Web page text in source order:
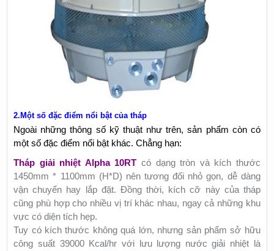
2.Một số đặc điểm nổi bật của tháp
Ngoài những thông số kỹ thuật như trên, sản phẩm còn có
một số đặc điểm nổi bật khác. Chẳng hạn:
Tháp giải nhiệt Alpha 10RT có dạng tròn và kích thước
1450mm * 1100mm (H*D) nên tương đối nhỏ gọn, dễ dàng
vận chuyển hay lắp đặt. Đồng thời, kích cỡ này của tháp
cũng phù hợp cho nhiều vị trí khác nhau, ngay cả những khu
vực có diện tích hẹp.
Tuy có kích thước không quá lớn, nhưng sản phẩm sở hữu
công suất 39000 Kcal/hr với lưu lượng nước giải nhiệt là